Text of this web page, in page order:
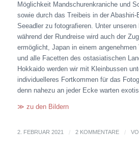
Möglichkeit Mandschurenkraniche und
sowie durch das Treibeis in der Abashiri-
Seeadler zu fotografieren. Unter
während der Rundreise wird auch der
ermöglicht, Japan in einem
und alle Facetten des ostasiatischen
Hokkaido werden wir mit Kleinbussen
individuelleres Fortkommen für das
denn nahezu an jeder Ecke warten
≫ zu den Bildern
2. FEBRUAR 2021 / 2 KOMMENTARE /